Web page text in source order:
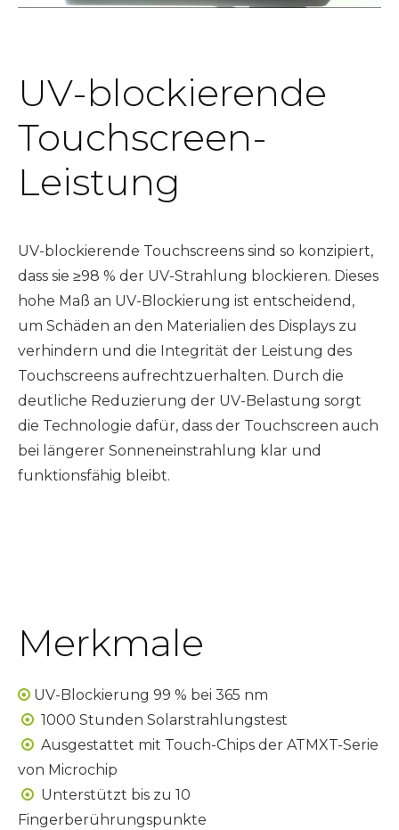
UV-blockierende
Touchscreen-
Leistung
UV-blockierende Touchscreens sind so konzipiert,
dass sie ≥98 % der UV-Strahlung blockieren. Dieses
hohe Maß an UV-Blockierung ist entscheidend,
um Schäden an den Materialien des Displays zu
verhindern und die Integrität der Leistung des
Touchscreens aufrechtzuerhalten. Durch die
deutliche Reduzierung der UV-Belastung sorgt
die Technologie dafür, dass der Touchscreen auch
bei längerer Sonneneinstrahlung klar und
funktionsfähig bleibt.
Merkmale
 UV-Blockierung 99 % bei 365 nm
 1000 Stunden Solarstrahlungstest
 Ausgestattet mit Touch-Chips der ATMXT-Serie
von Microchip
 Unterstützt bis zu 10
Fingerberührungspunkte